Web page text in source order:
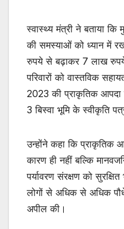
स्वास्थ्य मंत्री ने बताया
की समस्याओं को ध्यान में
रुपये से बढ़ाकर 7 लाख
परिवारों को वास्तविक
2023 की प्राकृतिक आपदा
3 बिस्वा भूमि के स्वीकृति
उन्होंने कहा कि
कारण ही नहीं बल्कि
पर्यावरण संरक्षण को
लोगों से अधिक से अधिक
अपील की।